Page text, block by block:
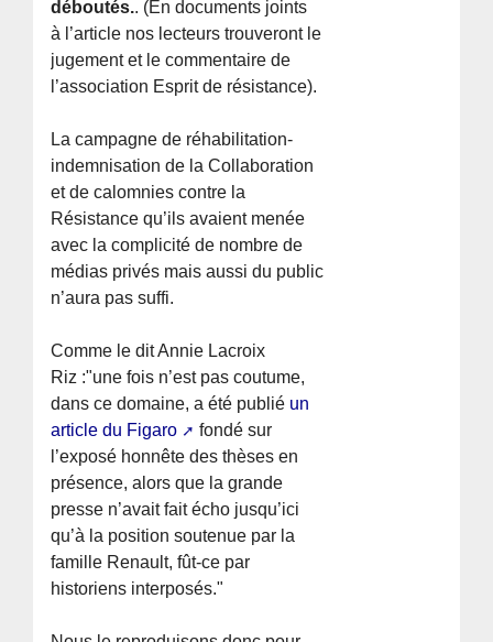
déboutés.. (En documents joints
à l’article nos lecteurs trouveront le
jugement et le commentaire de
l’association Esprit de résistance).
La campagne de réhabilitation-
indemnisation de la Collaboration
et de calomnies contre la
Résistance qu’ils avaient menée
avec la complicité de nombre de
médias privés mais aussi du public
n’aura pas suffi.
Comme le dit Annie Lacroix
Riz :"une fois n’est pas coutume,
dans ce domaine, a été publié un
article du Figaro
fondé sur
l’exposé honnête des thèses en
présence, alors que la grande
presse n’avait fait écho jusqu’ici
qu’à la position soutenue par la
famille Renault, fût-ce par
historiens interposés."